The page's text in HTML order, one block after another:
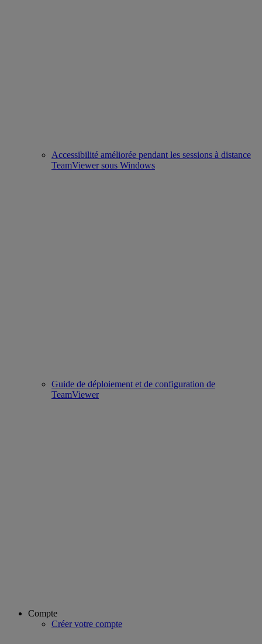
Accessibilité améliorée pendant les sessions à distance
TeamViewer sous Windows
Guide de déploiement et de configuration de
TeamViewer
Compte
Créer votre compte